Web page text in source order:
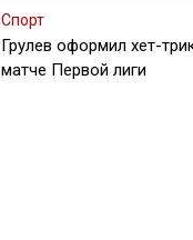
Спорт
Грулев оформил хет-
матче Первой лиги